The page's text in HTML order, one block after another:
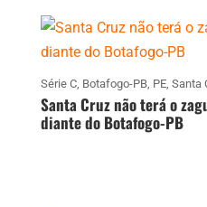
Série C, Botafogo-PB, PE, Santa
Santa Cruz não terá o
diante do Botafogo-PB